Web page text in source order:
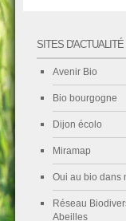
SITES
Avenir Bio
Bio bourgogne
Dijon écolo
Miramap
Oui au bio dans
Réseau
Abeilles